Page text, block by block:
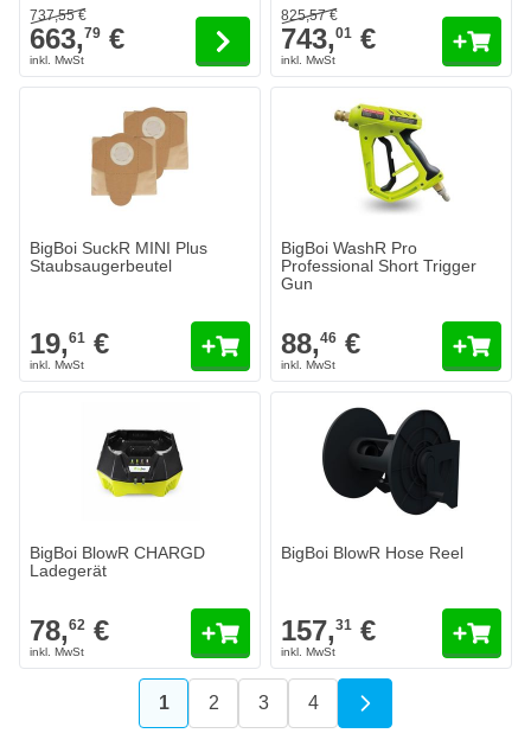
737,55€
663,79 €
825,57€
743,01 €
BigBoi SuckR MINI Plus
Staubsaugerbeutel
19,61 €
BigBoi WashR Pro
Professional Short Trigger
Gun
88,46 €
BigBoi BlowR CHARGD
Ladegerät
78,62 €
BigBoi BlowR Hose Reel
157,31 €
Sie lesen gerade die Seite
1 Seite
2 Seite
3 Seite
4